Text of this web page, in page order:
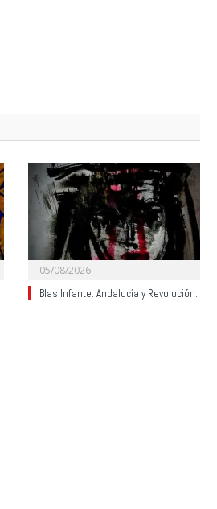
05/08/2026
Blas Infante: Andalucía y Revolución.